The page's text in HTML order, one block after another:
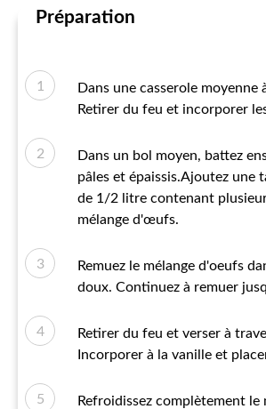
Préparation
Dans une casserole
Retirer du feu et incorporer
Dans un bol moyen, battez
pâles et épaissis.Ajoutez une
de 1/2 litre contenant
mélange d'œufs.
Remuez le mélange d'oeufs
doux. Continuez à remuer
Retirer du feu et verser à
Incorporer à la vanille et
Refroidissez complètement